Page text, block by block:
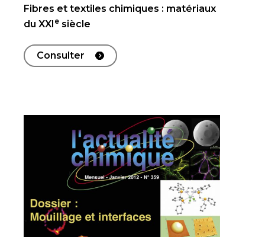
Fibres et textiles chimiques : matériaux
du XXI e siècle
Consulter